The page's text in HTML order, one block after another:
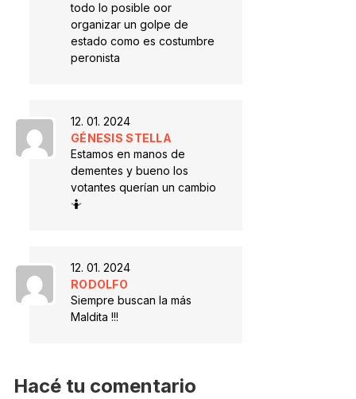
todo lo posible oor
organizar un golpe de
estado como es costumbre
peronista
12. 01. 2024
GÉNESIS STELLA
Estamos en manos de
dementes y bueno los
votantes querían un cambio
🤷
12. 01. 2024
RODOLFO
Siempre buscan la más
Maldita !!!
Hacé tu comentario